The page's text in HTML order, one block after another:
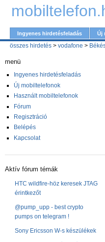
Ingyenes hirdetésfeladás Új
összes hirdetés > vodafone >
menü
Ingyenes hirdetésfeladás
Új mobiltelefonok
Használt mobiltelefonok
Fórum
Regisztráció
Belépés
Kapcsolat
Aktív fórum témák
HTC wildfire-höz keresek JTAG
érintkezőt
@pump_upp - best crypto
pumps on telegram !
Sony Ericsson W-s készülékek